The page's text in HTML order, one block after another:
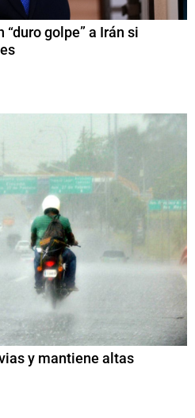
golpe” a Irán si
y mantiene altas